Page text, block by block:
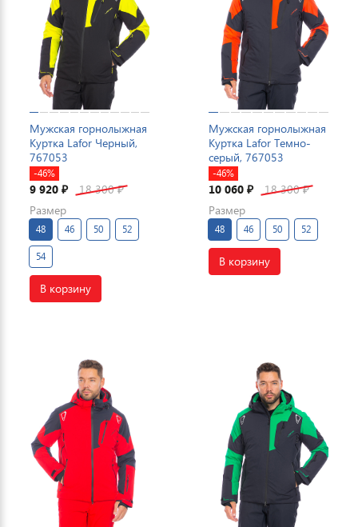
Мужская горнолыжная
Куртка Lafor Черный,
767053
-46%
9 920 ₽ 18 300₽
Размер
48 46 50 52
54
В корзину
Мужская горнолыжная
Куртка Lafor Темно-
серый, 767053
-46%
10 060 ₽ 18 300₽
Размер
48 46 50 52
В корзину